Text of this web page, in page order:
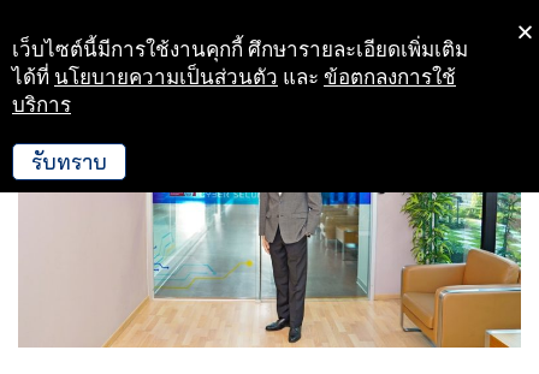
Skip
to
เว็บไซต์นี้มีการใช้งานคุกกี้ ศึกษารายละเอียดเพิ่มเติม
ได้ที่ นโยบายความเป็นส่วนตัว และ ข้อตกลงการใช้
บริการ
รับทราบ